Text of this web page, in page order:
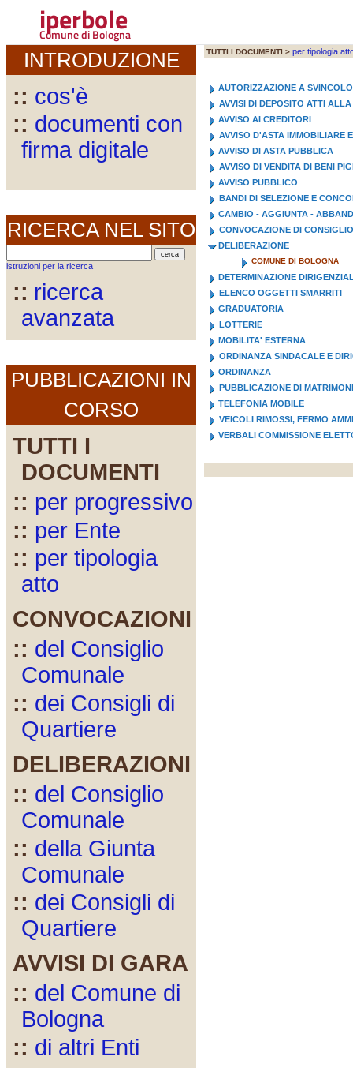
iperbole
Comune di Bologna
INTRODUZIONE
:: cos'è
:: documenti con
firma digitale
RICERCA NEL SITO
istruzioni per la ricerca
:: ricerca
avanzata
PUBBLICAZIONI IN
CORSO
TUTTI I
DOCUMENTI
:: per progressivo
:: per Ente
:: per tipologia
atto
CONVOCAZIONI
:: del Consiglio
Comunale
:: dei Consigli di
Quartiere
DELIBERAZIONI
:: del Consiglio
Comunale
:: della Giunta
Comunale
:: dei Consigli di
Quartiere
AVVISI DI GARA
:: del Comune di
Bologna
:: di altri Enti
TUTTI I DOCUMENTI > per tipologia
AUTORIZZAZIONE A
AVVISI DI DEPOSITO ATTI
AVVISO AI CREDITORI
AVVISO D'ASTA IMMOBILIARE
AVVISO DI ASTA PUBBLICA
AVVISO DI VENDITA DI BENI
AVVISO PUBBLICO
BANDI DI SELEZIONE E
CAMBIO - AGGIUNTA -
CONVOCAZIONE DI CONSIGLIO
DELIBERAZIONE
COMUNE DI BOLOGNA
DETERMINAZIONE
ELENCO OGGETTI SMARRITI
GRADUATORIA
LOTTERIE
MOBILITA' ESTERNA
ORDINANZA SINDACALE E
ORDINANZA
PUBBLICAZIONE DI
TELEFONIA MOBILE
VEICOLI RIMOSSI, FERMO
VERBALI COMMISSIONE